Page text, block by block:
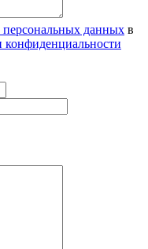
персональных данных в